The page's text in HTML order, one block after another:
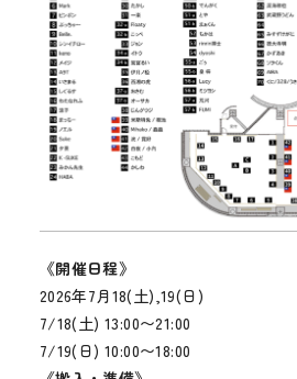
《開催日程》
2026年7月18(土),19(日)
7/18(土) 13:00〜21:00
7/19(日) 10:00〜18:00